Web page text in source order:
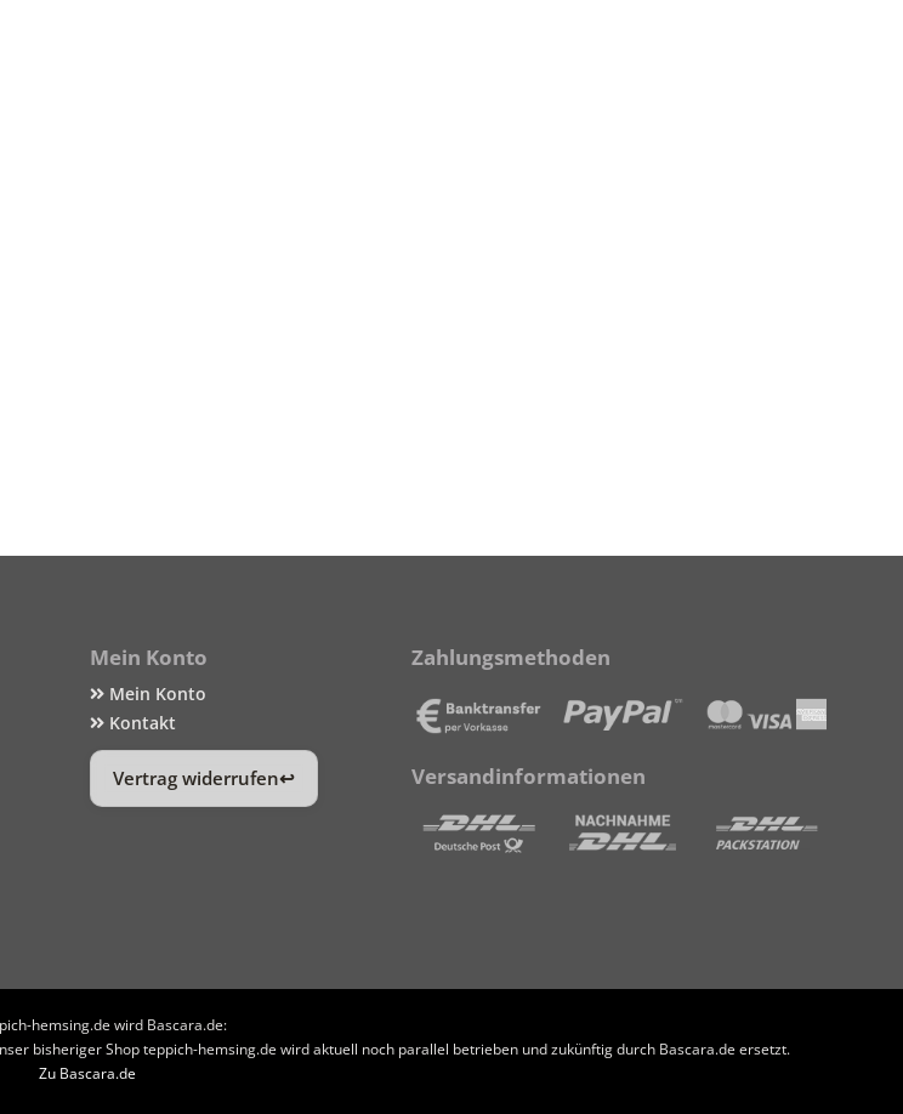
Mein Konto
Mein Konto
Kontakt
Vertrag widerrufen
Zahlungsmethoden
Versandinformationen
hemsing.de wird Bascara.de:
bisheriger Shop teppich-hemsing.de wird aktuell noch parallel betrieben und zukünftig durch Bascara.de ersetzt.
Zu Bascara.de